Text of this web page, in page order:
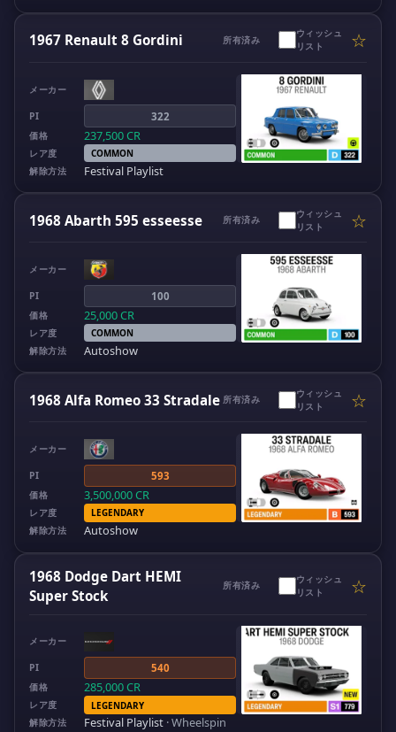
1967 Renault 8 Gordini 所有済み
ウィッシュ
リスト
☆
メーカー
PI 322
価格 237,500CR
レア度
COMMON
解除方法
Festival Playlist
1968 Abarth 595 esseesse 所有済み
ウィッシュ
リスト
☆
メーカー
PI 100
価格 25,000CR
レア度
COMMON
解除方法
Autoshow
1968 Alfa Romeo 33 Stradale 所有済み
ウィッシュ
リスト
☆
メーカー
PI 593
価格 3,500,000CR
レア度
LEGENDARY
解除方法
Autoshow
1968 Dodge Dart HEMI
Super Stock
所有済み
ウィッシュ
リスト
☆
メーカー
PI 540
価格 285,000CR
レア度
LEGENDARY
解除方法
Festival Playlist ·Wheelspin